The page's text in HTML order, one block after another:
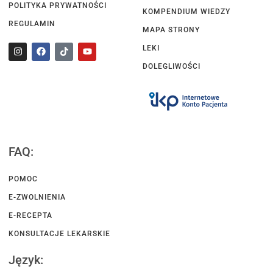
POLITYKA PRYWATNOŚCI
REGULAMIN
KOMPENDIUM WIEDZY
MAPA STRONY
LEKI
DOLEGLIWOŚCI
FAQ:
POMOC
E-ZWOLNIENIA
E-RECEPTA
KONSULTACJE LEKARSKIE
Język: